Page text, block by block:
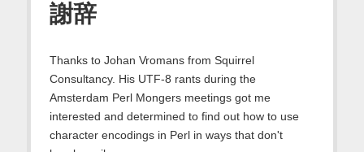
謝辞
Thanks to Johan Vromans from Squirrel
Consultancy. His UTF-8 rants during the
Amsterdam Perl Mongers meetings got me
interested and determined to find out how to use
character encodings in Perl in ways that don't